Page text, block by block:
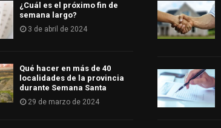
¿Cuál es el próximo fin de
semana largo?
3 de abril de 2024
Qué hacer en más de 40
localidades de la provincia
durante Semana Santa
29 de marzo de 2024